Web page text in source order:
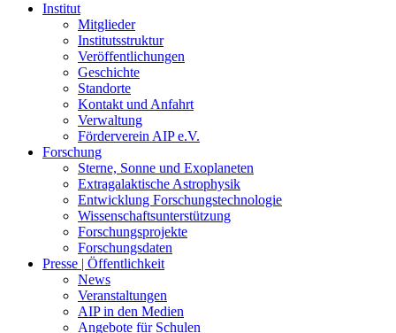
Institut
Mitglieder
Institutsstruktur
Veröffentlichungen
Geschichte
Standorte
Kontakt und Anfahrt
Verwaltung
Förderverein AIP e.V.
Forschung
Sterne, Sonne und Exoplaneten
Extragalaktische Astrophysik
Entwicklung Forschungstechnologie
Wissenschaftsunterstützung
Forschungsprojekte
Forschungsdaten
Presse | Öffentlichkeit
News
Veranstaltungen
AIP in den Medien
Angebote für Schulen